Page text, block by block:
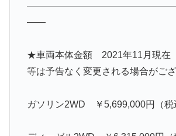
——
★車両本体金額 2021年11月現
等は予告なく変更される場合がござ
ガソリン2WD ￥5,699,000円（税